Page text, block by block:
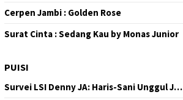
Cerpen Jambi : Golden Rose
Surat Cinta : Sedang Kau by Monas Junior
PUISI
Survei LSI Denny JA: Haris-Sani Unggul J…